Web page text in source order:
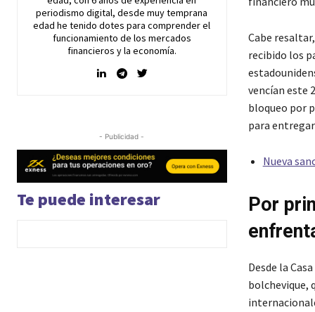
periodismo digital, desde muy temprana
edad he tenido dotes para comprender el
funcionamiento de los mercados
financieros y la economía.
- Publicidad -
Te puede interesar
Cabe
recibido los
vencían este
bloqueo por
para
Nueva
Por
Desde la
bolchevique,